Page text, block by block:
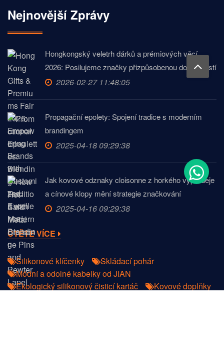
Nejnovější Zprávy
Hongkongský veletrh dárků a prémiových věcí
2026: Posilujeme značky přizpůsobenou dokonalostí
2026-02-27 11:48:05
Propagační epolety: Spojení tradice s moderním
brandingem
2025-04-18 09:29:38
Jak kovové odznaky cloisonne z horkého výprodeje
a cínové klopy mění strategie značkování
2025-04-16 09:29:38
ČTĚTE VÍCE
Silikonové klíčenky
Skládací pohár
Módní a odolné kabelky od JIAN
Ekologický silikonový čisticí kartáč
Kovové doplňky